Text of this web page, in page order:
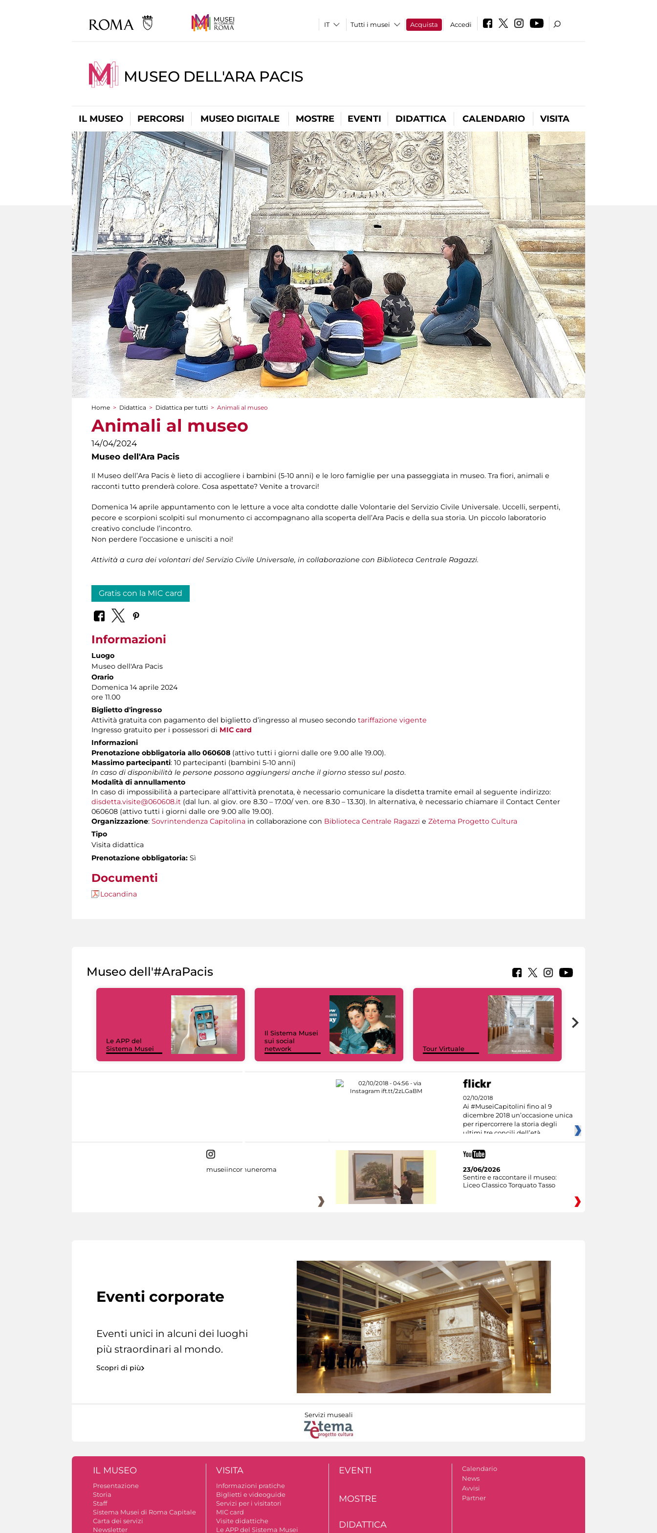
Tutti i musei Acquista Accedi
MUSEO DELL'ARA PACIS
IL MUSEO PERCORSI MUSEO DIGITALE MOSTRE EVENTI DIDATTICA CALENDARIO VISITA
Tu sei qui
Home > Didattica > Didattica per tutti > Animali al museo
Animali al museo
14/04/2024
Museo dell'Ara Pacis
Il Museo dell’Ara Pacis è lieto di accogliere i bambini (5-10 anni) e le loro famiglie per una passeggiata in museo. Tra fiori, animali e
racconti tutto prenderà colore. Cosa aspettate? Venite a trovarci!
Domenica 14 aprile appuntamento con le letture a voce alta condotte dalle Volontarie del Servizio Civile Universale. Uccelli, serpenti,
pecore e scorpioni scolpiti sul monumento ci accompagnano alla scoperta dell’Ara Pacis e della sua storia. Un piccolo laboratorio
creativo conclude l’incontro.
Non perdere l’occasione e unisciti a noi!
Attività a cura dei volontari del Servizio Civile Universale, in collaborazione con Biblioteca Centrale Ragazzi.
Gratis con la MIC card
Informazioni
Luogo
Museo dell'Ara Pacis
Orario
Domenica 14 aprile 2024
ore 11.00
Biglietto d'ingresso
Attività gratuita con pagamento del biglietto d’ingresso al museo secondo tariffazione vigente
Ingresso gratuito per i possessori di MIC card
Informazioni
Prenotazione obbligatoria allo 060608 (attivo tutti i giorni dalle ore 9.00 alle 19.00).
Massimo partecipanti: 10 partecipanti (bambini 5-10 anni)
In caso di disponibilità le persone possono aggiungersi anche il giorno stesso sul posto.
Modalità di annullamento
In caso di impossibilità a partecipare all’attività prenotata, è necessario comunicare la disdetta tramite email al seguente indirizzo:
disdetta.visite@060608.it (dal lun. al giov. ore 8.30 – 17.00/ ven. ore 8.30 – 13.30). In alternativa, è necessario chiamare il Contact Center
060608 (attivo tutti i giorni dalle ore 9.00 alle 19.00).
Organizzazione: Sovrintendenza Capitolina in collaborazione con Biblioteca Centrale Ragazzi e Zètema Progetto Cultura
Tipo
Visita didattica
Prenotazione obbligatoria: Sì
Documenti
Locandina
Museo dell'#AraPacis
Le APP del
Sistema Musei
Il Sistema Musei
sui social
network
Tour Virtuale
02/10/2018
Ai #MuseiCapitolini fino al 9
dicembre 2018 un’occasione unica
per ripercorrere la storia degli
ultimi tre concili dell’età
museiincomuneroma
23/06/2026
Sentire e raccontare il museo:
Liceo Classico Torquato Tasso
Eventi corporate
Eventi unici in alcuni dei luoghi
più straordinari al mondo.
Scopri di più
Servizi museali
IL MUSEO
Presentazione
Storia
Staff
Sistema Musei di Roma Capitale
Carta dei servizi
Newsletter
VISITA
Informazioni pratiche
Biglietti e videoguide
Servizi per i visitatori
MIC card
Visite didattiche
Le APP del Sistema Musei
EVENTI
MOSTRE
DIDATTICA
Calendario
News
Avvisi
Partner